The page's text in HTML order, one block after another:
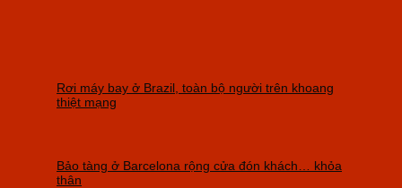
Rơi máy bay ở Brazil, toàn bộ người trên khoang
thiệt mạng
Bảo tàng ở Barcelona rộng cửa đón khách… khỏa
thân